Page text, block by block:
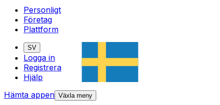
Personligt
Företag
Plattform
SV
Logga in
Registrera
Hjälp
Hämta appen Växla meny